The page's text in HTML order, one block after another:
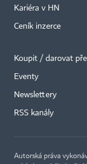
Kariéra v HN
Ceník inzerce
Koupit / darovat
Eventy
Newslettery
RSS kanály
Autorská práva